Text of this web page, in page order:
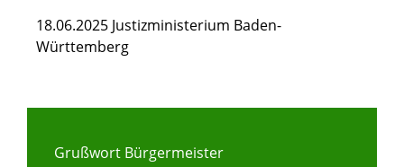
18.06.2025 Justizministerium Baden-
Württemberg
Grußwort Bürgermeister